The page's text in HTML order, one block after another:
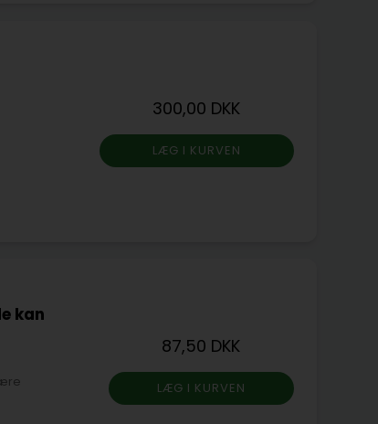
300,00 DKK
kan
87,50 DKK